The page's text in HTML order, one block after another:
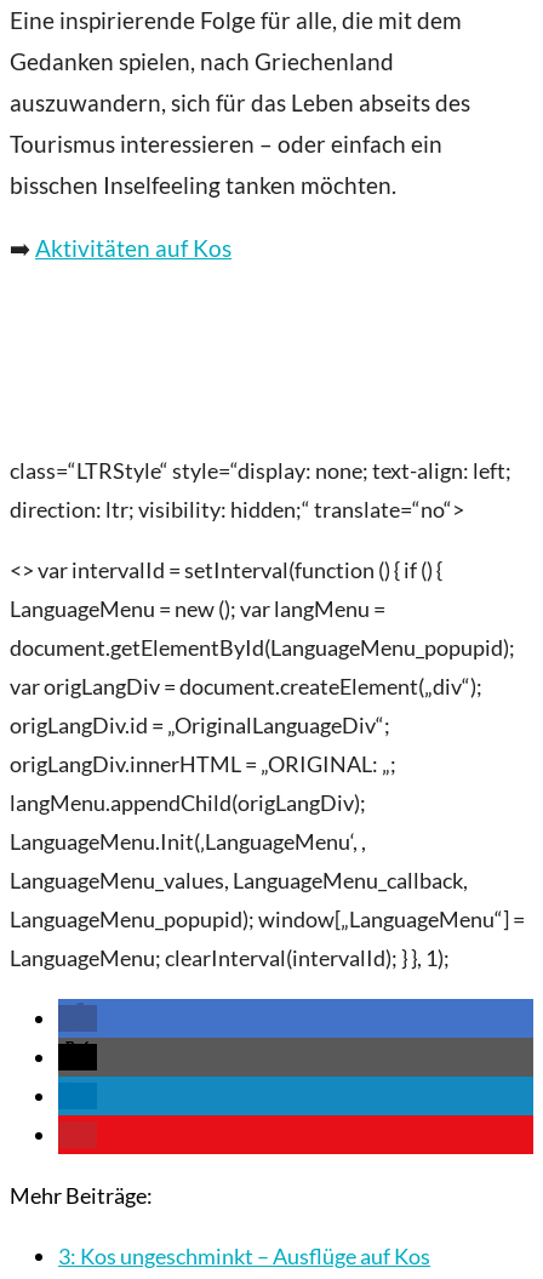
Eine inspirierende Folge für alle, die mit dem
Gedanken spielen, nach Griechenland
auszuwandern, sich für das Leben abseits des
Tourismus interessieren – oder einfach ein
bisschen Inselfeeling tanken möchten.
➡️Aktivitäten auf Kos
class=“LTRStyle“ style=“display: none; text-align: left;
direction: ltr; visibility: hidden;“ translate=“no“>
<> var intervalId = setInterval(function () { if () {
LanguageMenu = new (); var langMenu =
document.getElementById(LanguageMenu_popupid);
var origLangDiv = document.createElement(„div“);
origLangDiv.id = „OriginalLanguageDiv“;
origLangDiv.innerHTML = „ORIGINAL: „;
langMenu.appendChild(origLangDiv);
LanguageMenu.Init(‚LanguageMenu‘, ,
LanguageMenu_values, LanguageMenu_callback,
LanguageMenu_popupid); window[„LanguageMenu“] =
LanguageMenu; clearInterval(intervalId); } }, 1);
Mehr Beiträge:
3: Kos ungeschminkt – Ausflüge auf Kos